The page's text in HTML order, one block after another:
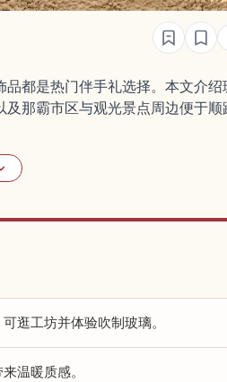
都是热门伴手礼选择。本文介
那霸市区与观光景点周边便于顺
逛工坊并体验吹制玻璃。
温暖质感。